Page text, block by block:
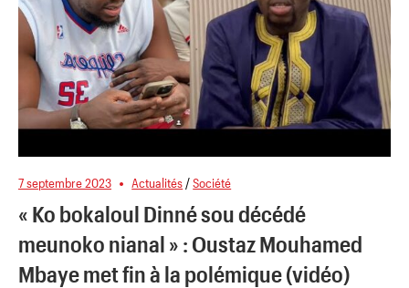
7 septembre 2023 Actualités /Société
« Ko bokaloul Dinné sou décédé
meunoko nianal » : Oustaz Mouhamed
Mbaye met fin à la polémique (vidéo)